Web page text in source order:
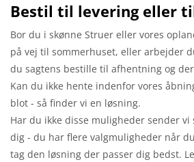
Bestil til levering eller
Bor du i skønne Struer eller vores
på vej til sommerhuset, eller arbejder
du sagtens bestille til afhentning og
Kan du ikke hente indenfor vores
blot - så finder vi en løsning.
Har du ikke disse muligheder sender
dig - du har flere valgmuligheder når
tag den løsning der passer dig bedst.